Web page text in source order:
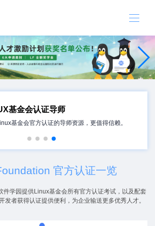
基金会认证导师
基金会官方认证的导师资源，更值得信赖。
官方认证一览
件学园提供Linux基金会所有官方认证考试，以及配套
发者获得认证提供便利，为企业输送更多优秀人才。